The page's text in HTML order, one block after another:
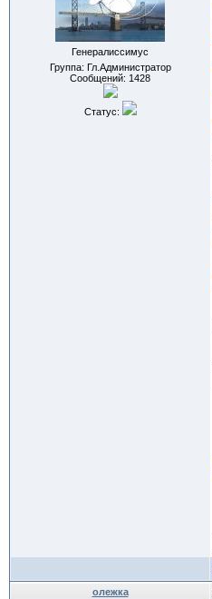
Генералиссимус
Группа: Гл.Администратор
Сообщений: 1428
Статус:
олежка